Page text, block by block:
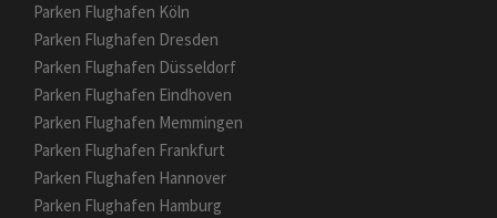
Parken Flughafen Köln
Parken Flughafen Dresden
Parken Flughafen Düsseldorf
Parken Flughafen Eindhoven
Parken Flughafen Memmingen
Parken Flughafen Frankfurt
Parken Flughafen Hannover
Parken Flughafen Hamburg